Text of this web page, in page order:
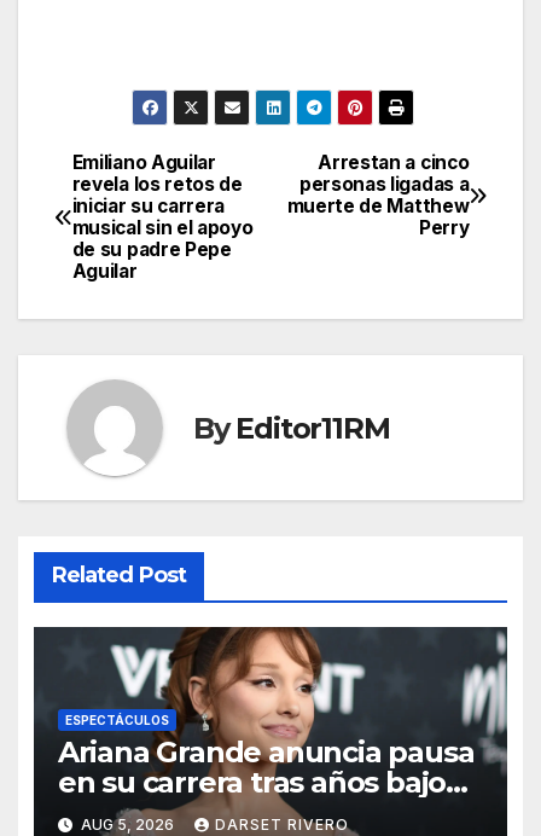
Post
navigation
Arrestan a cinco
personas ligadas a
muerte de Matthew
Perry
Emiliano Aguilar
revela los retos de
iniciar su carrera
musical sin el apoyo
de su padre Pepe
Aguilar
ByEditor11RM
Related Post
ESPECTÁCULOS
Ariana Grande anuncia pausa
en su carrera tras años bajo
escrutinio público
AUG 5, 2026 DARSET RIVERO